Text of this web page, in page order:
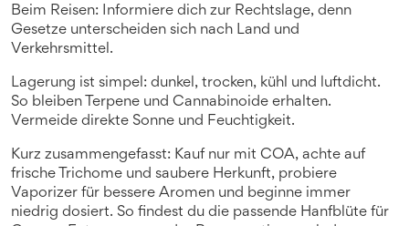
Beim Reisen: Informiere dich zur Rechtslage, denn
Gesetze unterscheiden sich nach Land und
Verkehrsmittel.
Lagerung ist simpel: dunkel, trocken, kühl und luftdicht.
So bleiben Terpene und Cannabinoide erhalten.
Vermeide direkte Sonne und Feuchtigkeit.
Kurz zusammengefasst: Kauf nur mit COA, achte auf
frische Trichome und saubere Herkunft, probiere
Vaporizer für bessere Aromen und beginne immer
niedrig dosiert. So findest du die passende Hanfblüte für